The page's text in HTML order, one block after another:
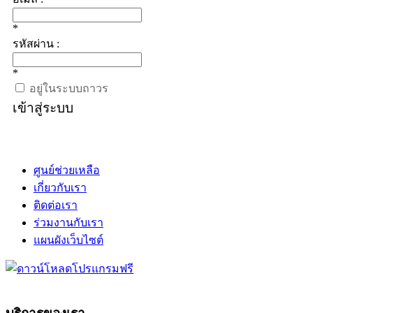
*
รหัสผ่าน :
*
อยู่ในระบบถาวร
เข้าสู่ระบบ
ศูนย์ช่วยเหลือ
เกี่ยวกับเรา
ติดต่อเรา
ร่วมงานกับเรา
แผนผังเว็บไซต์